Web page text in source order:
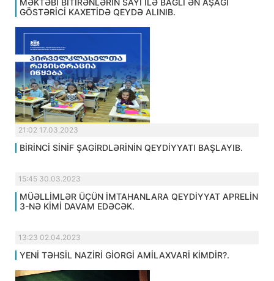
GÖSTƏRİCİ KAXETİDƏ QEYDƏ ALINIB.
21:02 17.03.2023
BİRİNCİ SİNİF ŞAGİRDLƏRİNİN QEYDİYYATI BAŞLAYIB.
15:45 30.03.2023
MÜƏLLİMLƏR ÜÇÜN İMTAHANLARA QEYDİYYAT APRELİN
3-NƏ KİMİ DAVAM EDƏCƏK.
13:23 02.04.2023
YENİ TƏHSİL NAZİRİ GİORGİ AMİLAXVARİ KİMDİR?.